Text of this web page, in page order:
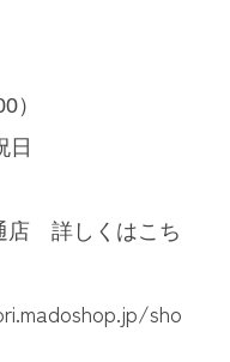
）
日
店 詳しくはこち
sho